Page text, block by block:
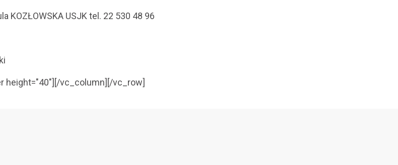
KOZŁOWSKA USJK tel. 22 530 48 96
height="40"][/vc_column][/vc_row]